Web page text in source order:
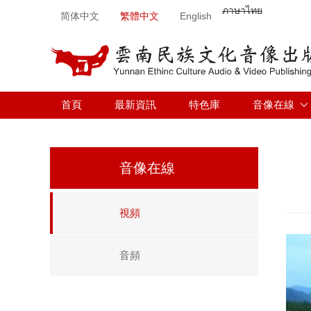
简体中文 繁體中文 English ภาษาไทย
首頁 最新資訊 特色庫 音像在線
音像在線
視頻
音頻
e
o